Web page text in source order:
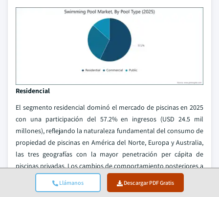
Llámanos Descargar PDF Gratis
Residencial
El segmento residencial dominó el mercado de piscinas en 2025
con una participación del 57.2% en ingresos (USD 24.5 mil
millones), reflejando la naturaleza fundamental del consumo de
propiedad de piscinas en América del Norte, Europa y Australia,
las tres geografías con la mayor penetración per cápita de
piscinas privadas. Los cambios de comportamiento posteriores a
la pandemia, incluyendo una mayor preferencia por las
vacaciones en casa, el ciclo de inversión en el hogar facilitado